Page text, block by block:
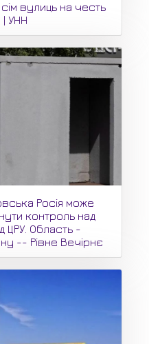
вулиць на честь
| УНН
Росія може
контроль над
ЦРУ. Область -
-- Рівне Вечірнє